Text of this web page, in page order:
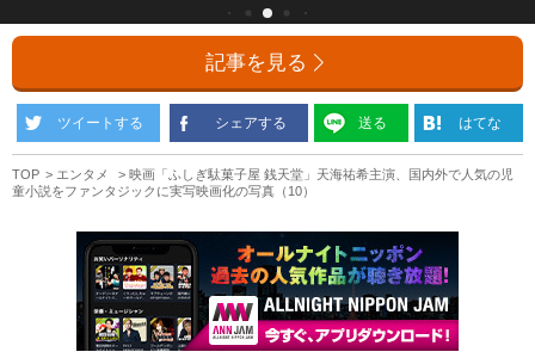
記事を見る
ツイートする シェアする 送る はてな
TOP エンタメ
映画「ふしぎ駄菓子屋 銭天堂」天海祐希主演、国内外で人気の児
童小説をファンタジックに実写映画化の写真（10）